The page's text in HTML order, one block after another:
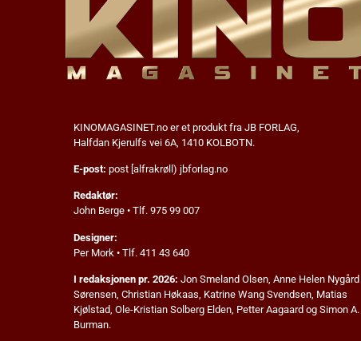
KINOMAGASINET.no er et produkt fra JB FORLAG,
Halfdan Kjerulfs vei 6A, 1410 KOLBOTN.
E-post: post [alfrakrøll) jbforlag.no
Redaktør:
John Berge • Tlf. 975 99 007
Designer:
Per Mork • Tlf. 411 43 640
I redaksjonen pr. 2026: Jon Smeland Olsen, Anne Helen Nygård
Sørensen, Christian Høkaas, Katrine Wang Svendsen, Matias
Kjølstad, Ole-Kristian Solberg Elden, Petter Aagaard og Simon A.
Burman.